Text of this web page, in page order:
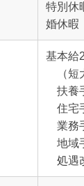
特別休
婚休暇
基本給
（短
扶養
住宅
業務
地域
処遇